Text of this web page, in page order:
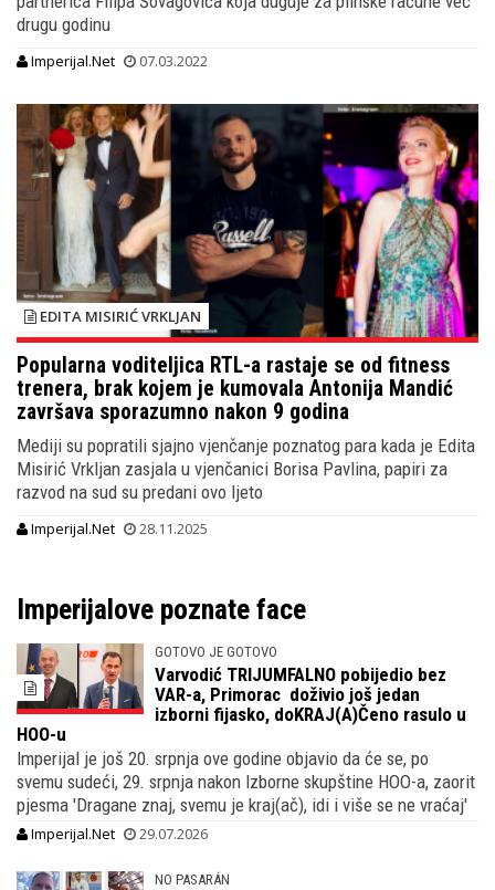
drugu godinu
Imperijal.Net 07.03.2022
EDITA MISIRIĆ VRKLJAN
Popularna voditeljica RTL-a rastaje se od fitness
trenera, brak kojem je kumovala Antonija Mandić
završava sporazumno nakon 9 godina
Mediji su popratili sjajno vjenčanje poznatog para kada je Edita
Misirić Vrkljan zasjala u vjenčanici Borisa Pavlina, papiri za
razvod na sud su predani ovo ljeto
Imperijal.Net 28.11.2025
Imperijalove poznate face
GOTOVO JE GOTOVO
Varvodić TRIJUMFALNO pobijedio bez
VAR-a, Primorac doživio još jedan
izborni fijasko, doKRAJ(A)Čeno rasulo u
HOO-u
Imperijal je još 20. srpnja ove godine objavio da će se, po
svemu sudeći, 29. srpnja nakon Izborne skupštine HOO-a, zaorit
pjesma 'Dragane znaj, svemu je kraj(ač), idi i više se ne vraćaj'
Imperijal.Net 29.07.2026
NO PASARÁN